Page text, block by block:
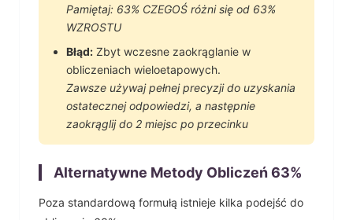
Pamiętaj: 63% CZEGOŚ różni się od 63%
WZROSTU
Błąd: Zbyt wczesne zaokrąglanie w
obliczeniach wieloetapowych.
Zawsze używaj pełnej precyzji do uzyskania
ostatecznej odpowiedzi, a następnie
zaokrąglij do 2 miejsc po przecinku
Alternatywne Metody Obliczeń63%
Poza standardową formułą istnieje kilka podejść do